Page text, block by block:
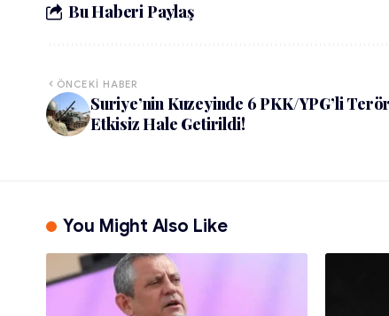
Bu Haberi Paylaş
ÖNCEKI HABER
Suriye’nin Kuzeyinde 6 PKK/YPG’li
Etkisiz Hale Getirildi!
You Might Also Like